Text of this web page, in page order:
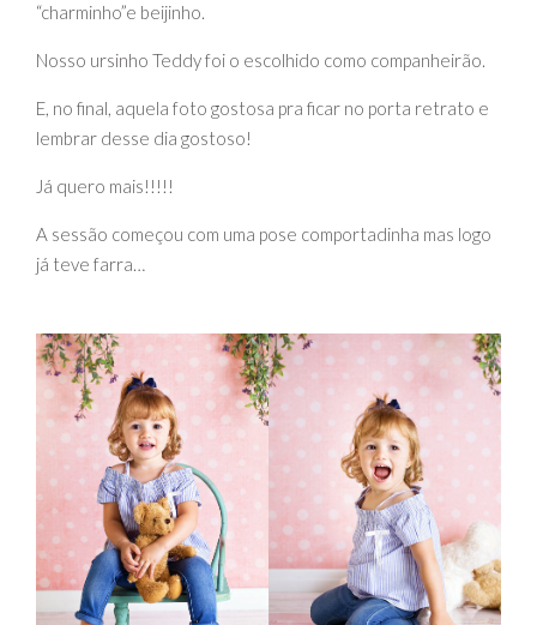
“charminho”e beijinho.
Nosso ursinho Teddy foi o escolhido como companheirão.
E, no final, aquela foto gostosa pra ficar no porta retrato e
lembrar desse dia gostoso!
Já quero mais!!!!!
A sessão começou com uma pose comportadinha mas logo
já teve farra…